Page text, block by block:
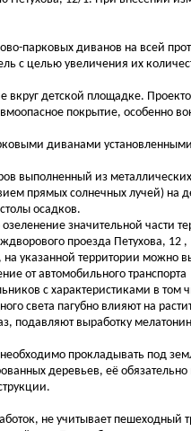
парковых диванов на всей
с целью увеличения их
вкруг детской площадке.
покрытие, особенно
диванами
выполненный из
прямых солнечных лучей) на
осадков.
значительной части
проезда Петухова, 12
на указанной территории можно
от автомобильного транспорта
с характеристиками в том
света пагубно влияют на
подавляют выработку
прокладывать под
деревьев, её
не учитывает пешеходный